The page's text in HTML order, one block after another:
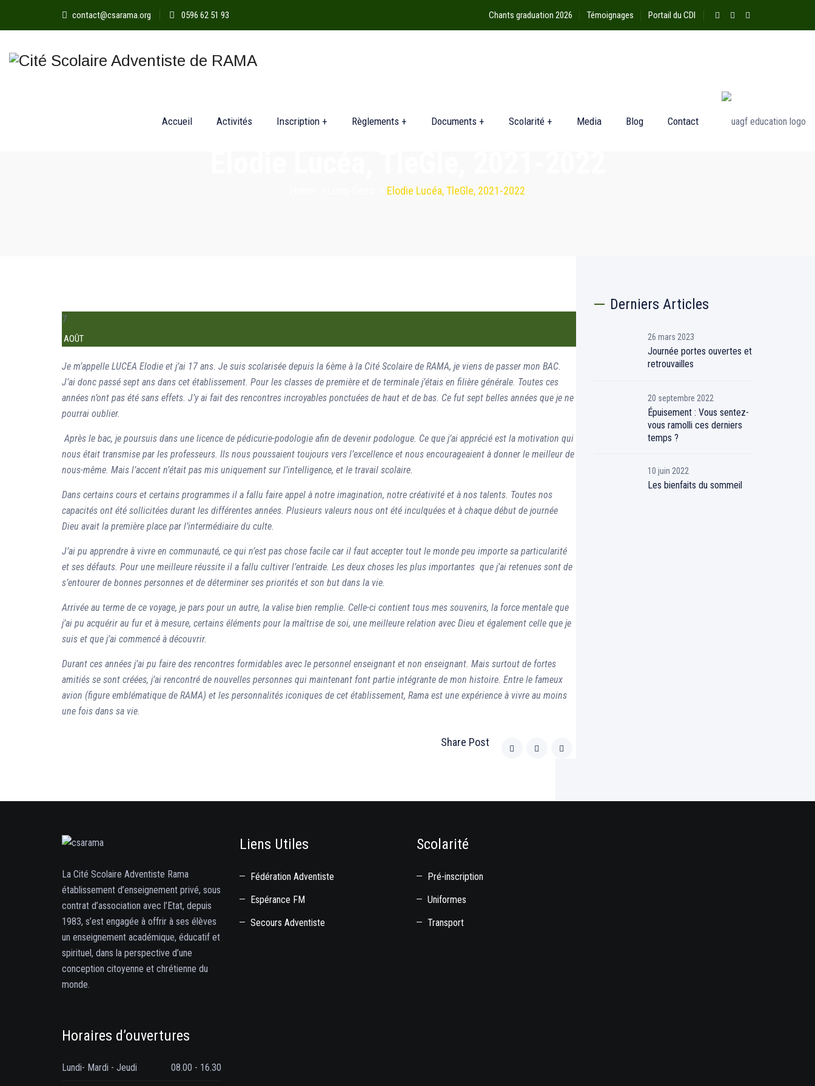
contact@csarama.org 0596 62 51 93 Chants graduation 2026 Témoignages Portail du CDI
Accueil Activités Inscription + Règlements + Documents + Scolarité + Media Blog Contact
Elodie Lucéa, TleGle, 2021-2022
7
AOÛT
Je m’appelle LUCEA Elodie et j’ai 17 ans. Je suis scolarisée depuis la 6ème à la Cité Scolaire de RAMA, je viens de passer mon BAC.
J’ai donc passé sept ans dans cet établissement. Pour les classes de première et de terminale j’étais en filière générale. Toutes ces
années n’ont pas été sans effets. J’y ai fait des rencontres incroyables ponctuées de haut et de bas. Ce fut sept belles années que je ne
pourrai oublier.
Après le bac, je poursuis dans une licence de pédicurie-podologie afin de devenir podologue. Ce que j’ai apprécié est la motivation qui
nous était transmise par les professeurs. Ils nous poussaient toujours vers l’excellence et nous encourageaient à donner le meilleur de
nous-même. Mais l’accent n’était pas mis uniquement sur l’intelligence, et le travail scolaire.
Dans certains cours et certains programmes il a fallu faire appel à notre imagination, notre créativité et à nos talents. Toutes nos
capacités ont été sollicitées durant les différentes années. Plusieurs valeurs nous ont été inculquées et à chaque début de journée
Dieu avait la première place par l’intermédiaire du culte.
J’ai pu apprendre à vivre en communauté, ce qui n’est pas chose facile car il faut accepter tout le monde peu importe sa particularité
et ses défauts. Pour une meilleure réussite il a fallu cultiver l’entraide. Les deux choses les plus importantes que j’ai retenues sont de
s’entourer de bonnes personnes et de déterminer ses priorités et son but dans la vie.
Arrivée au terme de ce voyage, je pars pour un autre, la valise bien remplie. Celle-ci contient tous mes souvenirs, la force mentale que
j’ai pu acquérir au fur et à mesure, certains éléments pour la maîtrise de soi, une meilleure relation avec Dieu et également celle que je
suis et que j’ai commencé à découvrir.
Durant ces années j’ai pu faire des rencontres formidables avec le personnel enseignant et non enseignant. Mais surtout de fortes
amitiés se sont créées, j’ai rencontré de nouvelles personnes qui maintenant font partie intégrante de mon histoire. Entre le fameux
avion (figure emblématique de RAMA) et les personnalités iconiques de cet établissement, Rama est une expérience à vivre au moins
une fois dans sa vie.
Share Post
Derniers Articles
26 mars 2023
Journée portes ouvertes et
retrouvailles
20 septembre 2022
Épuisement : Vous sentez-
vous ramolli ces derniers
temps ?
10 juin 2022
Les bienfaits du sommeil
La Cité Scolaire Adventiste Rama
établissement d’enseignement privé, sous
contrat d’association avec l’Etat, depuis
1983, s’est engagée à offrir à ses élèves
un enseignement académique, éducatif et
spirituel, dans la perspective d’une
conception citoyenne et chrétienne du
monde.
Horaires d’ouvertures
Lundi- Mardi - Jeudi 08.00 - 16.30
Liens Utiles
Fédération Adventiste
Espérance FM
Secours Adventiste
Scolarité
Pré-inscription
Uniformes
Transport